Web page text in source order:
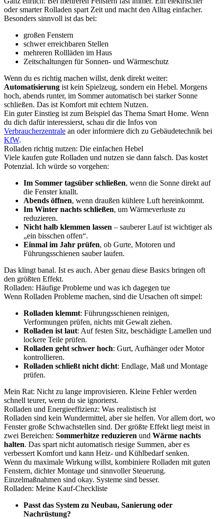
oder smarter Rolladen spart Zeit und macht den Alltag einfacher.
Besonders sinnvoll ist das bei:
großen Fenstern
schwer erreichbaren Stellen
mehreren Rollläden im Haus
Zeitschaltungen für Sonnen- und Wärmeschutz
Wenn du es richtig machen willst, denk direkt weiter:
Automatisierung ist kein Spielzeug, sondern ein Hebel. Morgens
hoch, abends runter, im Sommer automatisch bei starker Sonne
schließen. Das ist Komfort mit echtem Nutzen.
Ein guter Einstieg ist zum Beispiel das Thema Smart Home. Wenn
du dich dafür interessierst, schau dir die Infos von
Verbraucherzentrale an oder informiere dich zu Gebäudetechnik bei
KfW.
Rolladen richtig nutzen: Die einfachen Hebel
Viele kaufen gute Rolladen und nutzen sie dann falsch. Das kostet
Potenzial. Ich würde so vorgehen:
Im Sommer tagsüber schließen, wenn die Sonne direkt auf
die Fenster knallt.
Abends öffnen, wenn draußen kühlere Luft hereinkommt.
Im Winter nachts schließen, um Wärmeverluste zu
reduzieren.
Nicht halb klemmen lassen – sauberer Lauf ist wichtiger als
„ein bisschen offen“.
Einmal im Jahr prüfen, ob Gurte, Motoren und
Führungsschienen sauber laufen.
Das klingt banal. Ist es auch. Aber genau diese Basics bringen oft
den größten Effekt.
Rolladen: Häufige Probleme und was ich dagegen tue
Wenn Rolladen Probleme machen, sind die Ursachen oft simpel:
Rolladen klemmt: Führungsschienen reinigen,
Verformungen prüfen, nichts mit Gewalt ziehen.
Rolladen ist laut: Auf festen Sitz, beschädigte Lamellen und
lockere Teile prüfen.
Rolladen geht schwer hoch: Gurt, Aufhänger oder Motor
kontrollieren.
Rolladen schließt nicht dicht: Endlage, Maß und Montage
prüfen.
Mein Rat: Nicht zu lange improvisieren. Kleine Fehler werden
schnell teurer, wenn du sie ignorierst.
Rolladen und Energieeffizienz: Was realistisch ist
Rolladen sind kein Wundermittel, aber sie helfen. Vor allem dort, wo
Fenster große Schwachstellen sind. Der größte Effekt liegt meist in
zwei Bereichen: Sommerhitze reduzieren und Wärme nachts
halten. Das spart nicht automatisch riesige Summen, aber es
verbessert Komfort und kann Heiz- und Kühlbedarf senken.
Wenn du maximale Wirkung willst, kombiniere Rolladen mit guten
Fenstern, dichter Montage und sinnvoller Steuerung.
Einzelmaßnahmen sind okay. Systeme sind besser.
Rolladen: Meine Kauf-Checkliste
Passt das System zu Neubau, Sanierung oder
Nachrüstung?